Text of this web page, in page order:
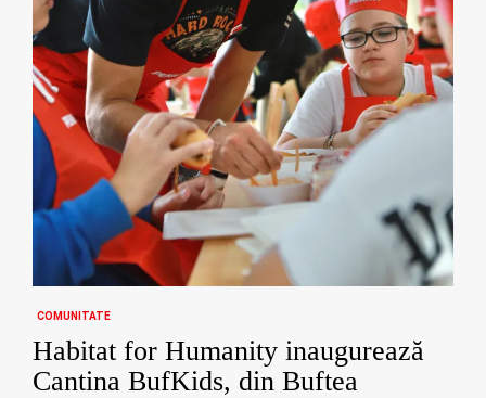
COMUNITATE
Habitat for Humanity inaugurează
Cantina BufKids, din Buftea